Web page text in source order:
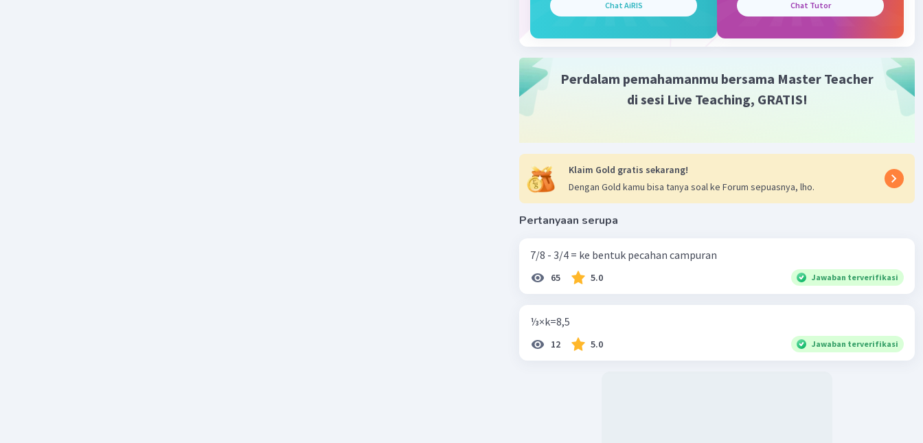
Chat AiRIS Chat Tutor
Perdalam pemahamanmu bersama Master Teacher
di sesi Live Teaching, GRATIS!
Klaim Gold gratis sekarang!
Dengan Gold kamu bisa tanya soal ke Forum sepuasnya, lho.
Pertanyaan serupa
7/8 - 3/4 = ke bentuk pecahan campuran
65 5.0 Jawaban terverifikasi
⅓×k=8,5
12 5.0 Jawaban terverifikasi